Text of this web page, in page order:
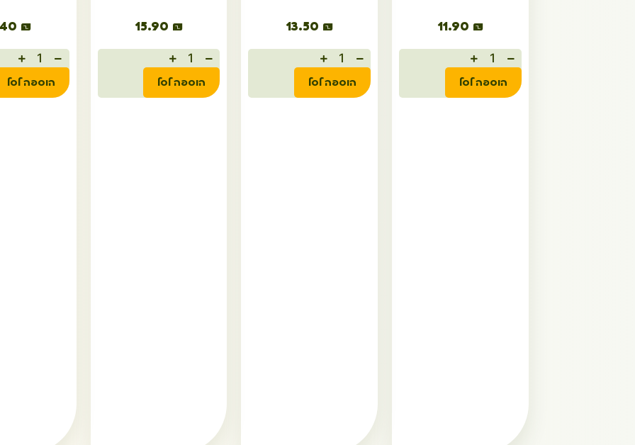
11.90 ₪
הוספה לסל
13.50 ₪
הוספה לסל
15.90 ₪
הוספה לסל
₪
הוספה לסל